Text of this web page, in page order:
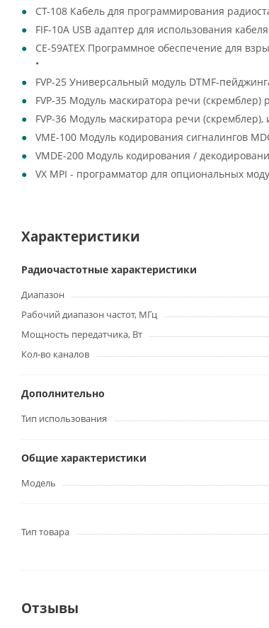
CT-108 Кабель для программирования
FIF-10A USB адаптер для использования
CE-59ATEX Программное обеспечение для
•
FVP-25 Универсальный модуль DTMF-
FVP-35 Модуль маскиратора речи
FVP-36 Модуль маскиратора речи (скремблер),
VME-100 Модуль кодирования сигналингов
VMDE-200 Модуль кодирования /
VX MPI - программатор для опциональных
Характеристики
Радиочастотные характеристики
Диапазон
Рабочий диапазон частот, МГц
Мощность передатчика, Вт
Кол-во каналов
Дополнительно
Тип использования
Общие характеристики
Модель
Тип товара
Отзывы